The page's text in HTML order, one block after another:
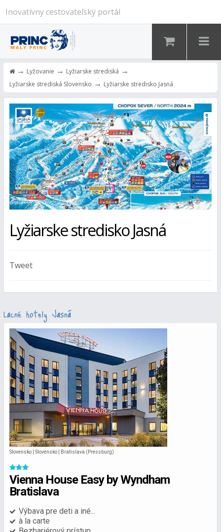
Inovatívny cestovateľský portál
→ Lyžovanie → Lyžiarske strediská →
Lyžiarske strediská Slovensko → Lyžiarske stredisko Jasná
Lyžiarske stredisko Jasná
Tweet
Lacné hotely Jasná
Slovensko | Slovensko | Bratislava (Pressburg)
Vienna House Easy by Wyndham
Bratislava
Výbava pre deti a iné...
à la carte